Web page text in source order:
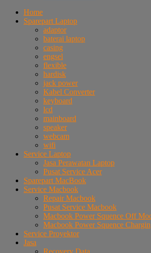
Home
Sparepart Laptop
adaptor
baterai laptop
casing
engsel
flexible
hardisk
jack power
Kabel Converter
keyboard
lcd
mainboard
speaker
webcam
wifi
Service Laptop
Jasa Perawatan Laptop
Pusat Service Acer
Sparepart MacBook
Service Macbook
Repair Macbook
Pusat Service Macbook
Macbook Power Squence Off
Macbook Power Squence
Service Proyektor
Jasa
Recovery Data